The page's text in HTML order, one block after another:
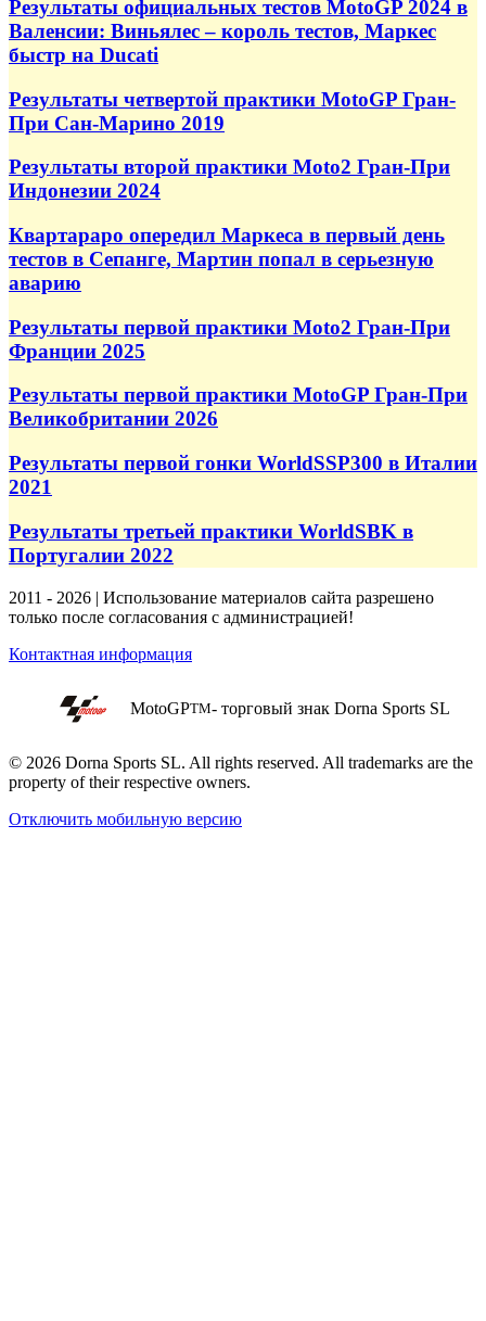
Результаты официальных тестов MotoGP 2024 в
Валенсии: Виньялес – король тестов, Маркес
быстр на Ducati
Результаты четвертой практики MotoGP Гран-
При Сан-Марино 2019
Результаты второй практики Moto2 Гран-При
Индонезии 2024
Квартараро опередил Маркеса в первый день
тестов в Сепанге, Мартин попал в серьезную
аварию
Результаты первой практики Moto2 Гран-При
Франции 2025
Результаты первой практики MotoGP Гран-При
Великобритании 2026
Результаты первой гонки WorldSSP300 в Италии
2021
Результаты третьей практики WorldSBK в
Португалии 2022
2011 - 2026 | Использование материалов сайта разрешено
только после согласования с администрацией!
Контактная информация
MotoGPTM- торговый знак Dorna Sports SL
© 2026 Dorna Sports SL. All rights reserved. All trademarks are the
property of their respective owners.
Отключить мобильную версию